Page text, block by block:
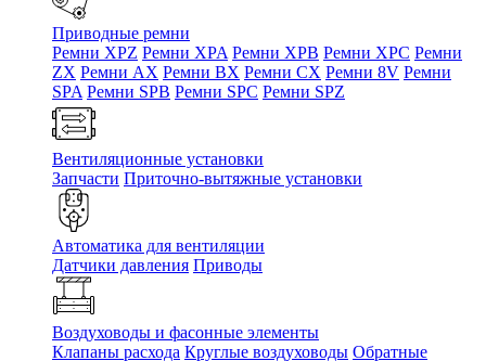
Приводные ремни
Ремни XPZ Ремни XPA Ремни XPB Ремни XPC Ремни
ZX Ремни AX Ремни BX Ремни CX Ремни 8V Ремни
SPA Ремни SPB Ремни SPC Ремни SPZ
Вентиляционные установки
Запчасти Приточно-вытяжные установки
Автоматика для вентиляции
Датчики давления Приводы
Воздуховоды и фасонные элементы
Клапаны расхода Круглые воздуховоды Обратные